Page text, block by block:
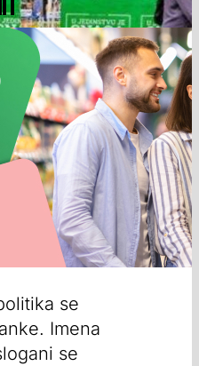
se
Imena
se